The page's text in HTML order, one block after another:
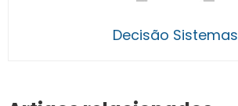
Decisão Sistemas